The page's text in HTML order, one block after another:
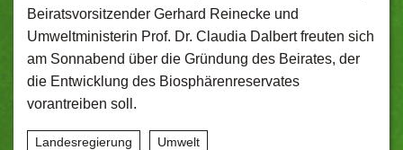
Beiratsvorsitzender Gerhard Reinecke und
Umweltministerin Prof. Dr. Claudia Dalbert freuten sich
am Sonnabend über die Gründung des Beirates, der
die Entwicklung des Biosphärenreservates
vorantreiben soll.
Landesregierung Umwelt